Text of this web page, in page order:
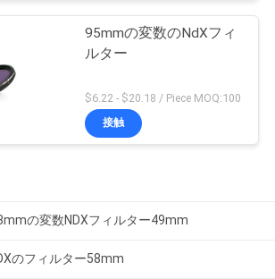
95mmの変数のNdXフィ
ルター
$6.22 - $20.18 / Piece MOQ:100
接触
の変数NDXフィルター49mm
のフィルター58mm